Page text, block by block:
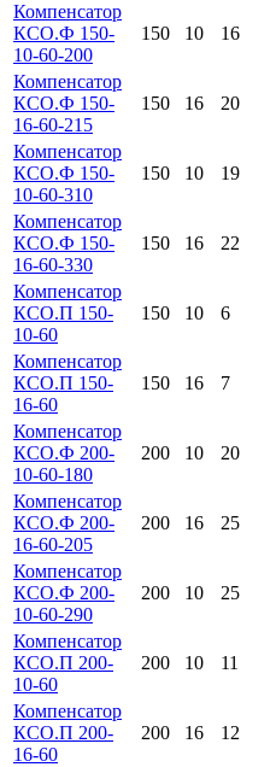
Компенсатор
КСО.Ф 150-
10-60-200
150 10 16
Компенсатор
КСО.Ф 150-
16-60-215
150 16 20
Компенсатор
КСО.Ф 150-
10-60-310
150 10 19
Компенсатор
КСО.Ф 150-
16-60-330
150 16 22
Компенсатор
КСО.П 150-
10-60
150 10 6
Компенсатор
КСО.П 150-
16-60
150 16 7
Компенсатор
КСО.Ф 200-
10-60-180
200 10 20
Компенсатор
КСО.Ф 200-
16-60-205
200 16 25
Компенсатор
КСО.Ф 200-
10-60-290
200 10 25
Компенсатор
КСО.П 200-
10-60
200 10 11
Компенсатор
КСО.П 200-
16-60
200 16 12